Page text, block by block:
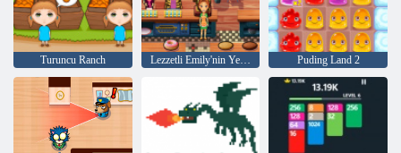
Turuncu Ranch Lezzetli Emily'nin Yeni Bir Başlangıç Puding Land 2